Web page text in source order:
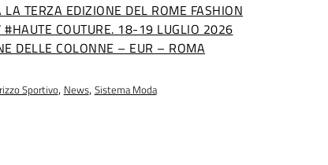
LA TERZA EDIZIONE DEL ROME FASHION
#HAUTE COUTURE. 18-19 LUGLIO 2026
DELLE COLONNE – EUR – ROMA
Sportivo, News, Sistema Moda